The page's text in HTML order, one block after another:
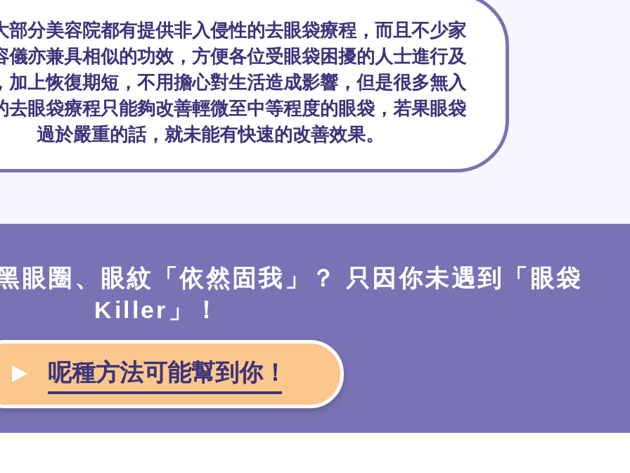
部分美容院都有提供非入侵性的去眼袋療程，而且不少家
儀亦兼具相似的功效，方便各位受眼袋困擾的人士進行及
加上恢復期短，不用擔心對生活造成影響，但是很多無入
去眼袋療程只能夠改善輕微至中等程度的眼袋，若果眼袋
過於嚴重的話，就未能有快速的改善效果。
眼圈、眼紋「依然固我」？ 只因你未遇到「眼袋
Killer」！
呢種方法可能幫到你！